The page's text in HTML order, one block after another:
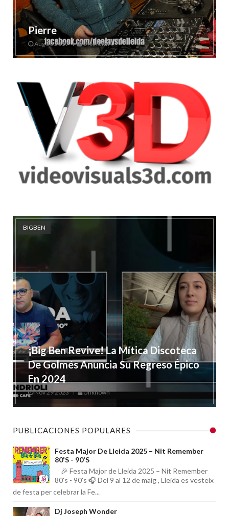
Pierre
Aug 30 2019 Unknown
BIGBEN
¡Big Ben Revive! La Mítica Discoteca
De Golmés Anuncia Su Regreso Épico
En 2024
Nov 29 2023 Unknown
PUBLICACIONES POPULARES
Festa Major De Lleida 2025 – Nit Remember
80's - 90's
🎉 Festa Major de Lleida 2025 – Nit Remember
80's - 90's 🎧 Del 9 al 12 de maig , Lleida es vesteix
de festa per celebrar la Fe...
Dj Joseph Wonder